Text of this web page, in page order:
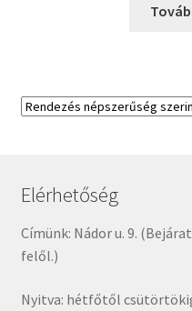
Elérhetőség
Címünk: Nádor u. 9.
felől.)
Nyitva: hétfőtől